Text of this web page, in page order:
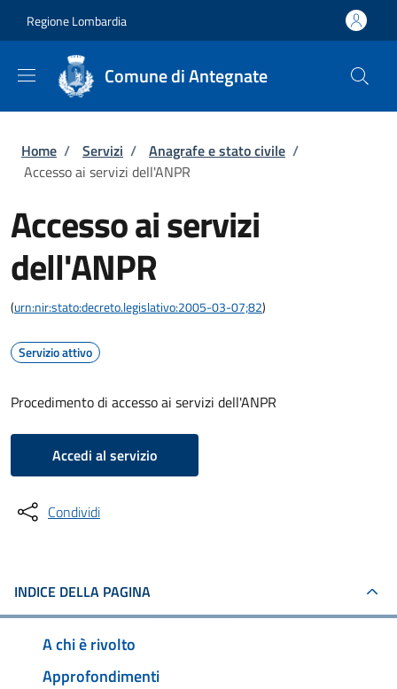
Regione Lombardia
Comune di Antegnate
Briciole di pane
Home / Servizi / Anagrafe e stato civile /
Accesso ai servizi dell'ANPR
Accesso ai servizi
dell'ANPR
(urn:nir:stato:decreto.legislativo:2005-03-07;82)
Servizio attivo
Procedimento di accesso ai servizi dell'ANPR
Accedi al servizio
Condividi
INDICE DELLA PAGINA
A chi è rivolto
Approfondimenti